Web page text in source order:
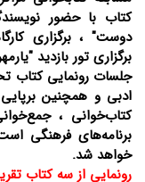
کتاب با حضور
دوست" ، برگزاری
برگزاری تور بازدید
جلسات رونمایی کتاب
ادبی و همچنین
کتاب‌خوانی ،
برنامه‌های فرهنگی
خواهد شد.
رونمایی از سه کتاب